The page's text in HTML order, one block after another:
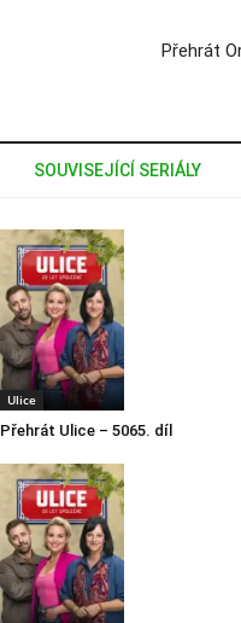
Přehrát
SOUVISEJÍCÍ SERIÁLY
Ulice
Přehrát Ulice – 5065. díl